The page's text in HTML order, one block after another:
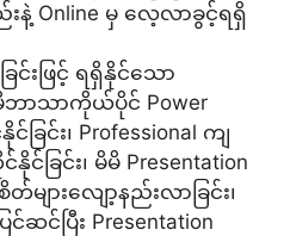
နဲ့ Online မှ လေ့လာခွင့်ရရှိ
းဖြင့် ရရှိနိုင်သော
မိဘာသာကိုယ်ပိုင် Power
ခြင်း၊ Professional ကျ
င်ခြင်း၊ မိမိ Presentation
ားလျော့နည်းလာခြင်း၊
ဆင်ပြီး Presentation